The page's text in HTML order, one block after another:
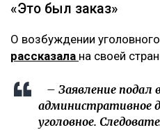
«Это был заказ»
О возбуждении
рассказала на своей
– Заявление подал
административное
уголовное.